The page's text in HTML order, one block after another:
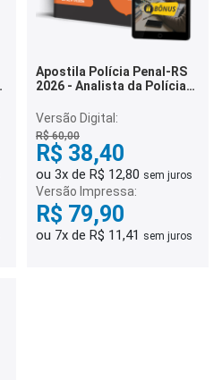
Apostila Polícia Penal-RS
2026 - Analista da Polícia
Versão Digital:
R$ 60,00
R$ 38,40
ou 3x de R$ 12,80 sem juros
Versão Impressa:
R$ 79,90
ou 7x de R$ 11,41 sem juros